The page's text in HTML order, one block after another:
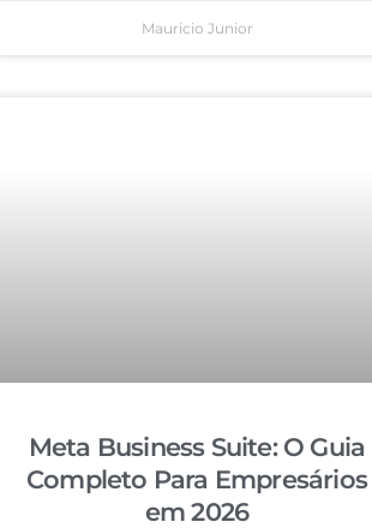
Mauricio Junior
Meta Business Suite: O Guia
Completo Para Empresários
em 2026